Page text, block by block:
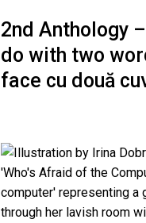
2nd Anthology
do with two
face cu două